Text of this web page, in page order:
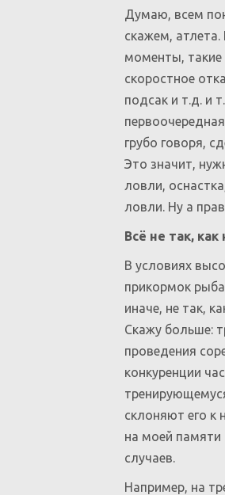
Думаю, всем
скажем,
моменты, такие
скоростное
подсак и т.д. и
грубо говоря,
Это значит,
ловли,
ловли. Ну а
Всё не так,
В условиях
прикормок
иначе, не так,
Скажу больше:
проведения
конкуренции
склоняют его
на моей памяти
случаев.
Например, на